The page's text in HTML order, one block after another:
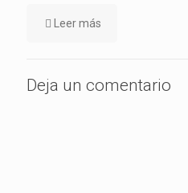
Leer más
Deja un comentario